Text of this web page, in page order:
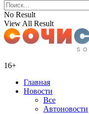
No Result
View All Result
16+
Главная
Новости
Все
Автоновости